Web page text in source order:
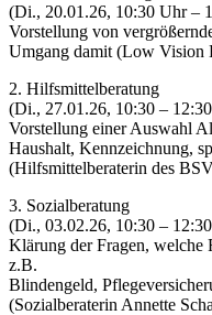
(Di., 20.01.26, 10:30 Uhr –
Vorstellung von
Umgang damit (Low Vision
2. Hilfsmittelberatung
(Di., 27.01.26, 10:30 –
Vorstellung einer Auswahl
Haushalt, Kennzeichnung,
(Hilfsmittelberaterin des
3. Sozialberatung
(Di., 03.02.26, 10:30 –
Klärung der Fragen, welche
z.B.
Blindengeld,
(Sozialberaterin Annette